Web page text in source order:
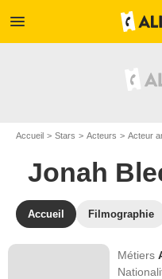
menu
Accueil Stars Acteurs Acteur
Jonah
Accueil Filmographie
Métiers